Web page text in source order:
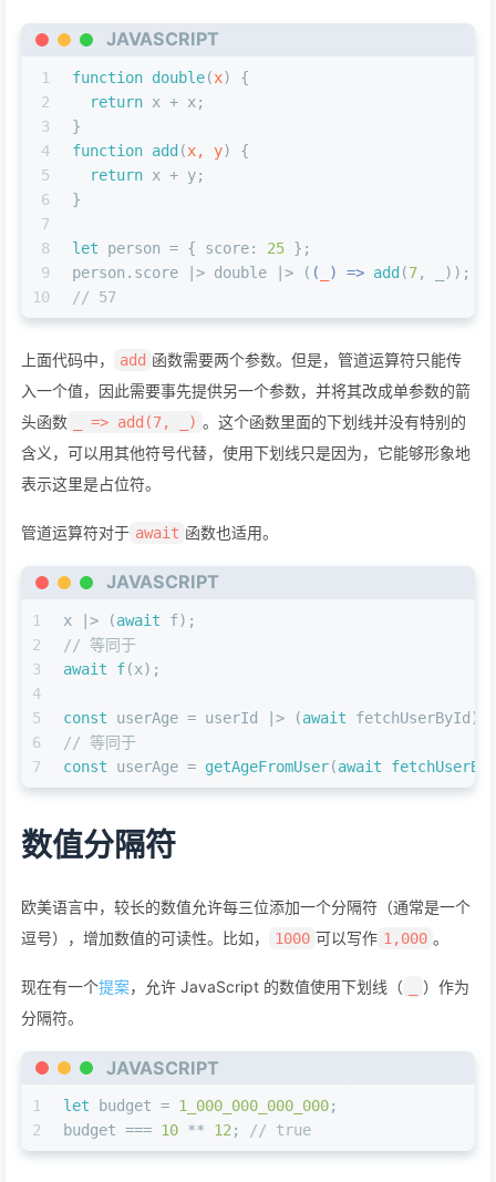
JAVASCRIPT
1
2
3
4
5
6
7
8
9
10
function double(x) {
return x + x;
}
function add (x, y) {
return x + y;
}
let person = { score: 25 };
person. score |> double |> ( ( ) => add (7, _));
// 57
上面代码中， add 函数需要两个参数。但是，管道运算符只能传
入一个值，因此需要事先提供另一个参数，并将其改成单参数的箭
头函数
_ => add(7, _) 。这个函数里面的下划线并没有特别的
含义，可以用其他符号代替，使用下划线只是因为，它能够形象地
表示这里是占位符。
管道运算符对于 await 函数也适用。
JAVASCRIPT
1
2
3
4
5
6
7
x |> (await f);
// 等同于
await
f(x);
const userAge = userId |> (await fetchUserById)
// 等同于
const userAge = getAgeFromUser(await
数值分隔符
欧美语言中，较长的数值允许每三位添加一个分隔符（通常是一个
逗号），增加数值的可读性。比如，
1000 可以写作 1,000 。
现在有一个提案，允许 JavaScript 的数值使用下划线（
）作为
分隔符。
JAVASCRIPT
1
2
let budget = 1_000_000_000_000;
budget === 10 ** 12 ; // true